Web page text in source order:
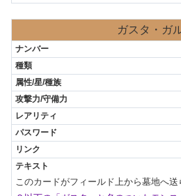
ガスタ・ガ
このカードがフィールド上から墓地へ